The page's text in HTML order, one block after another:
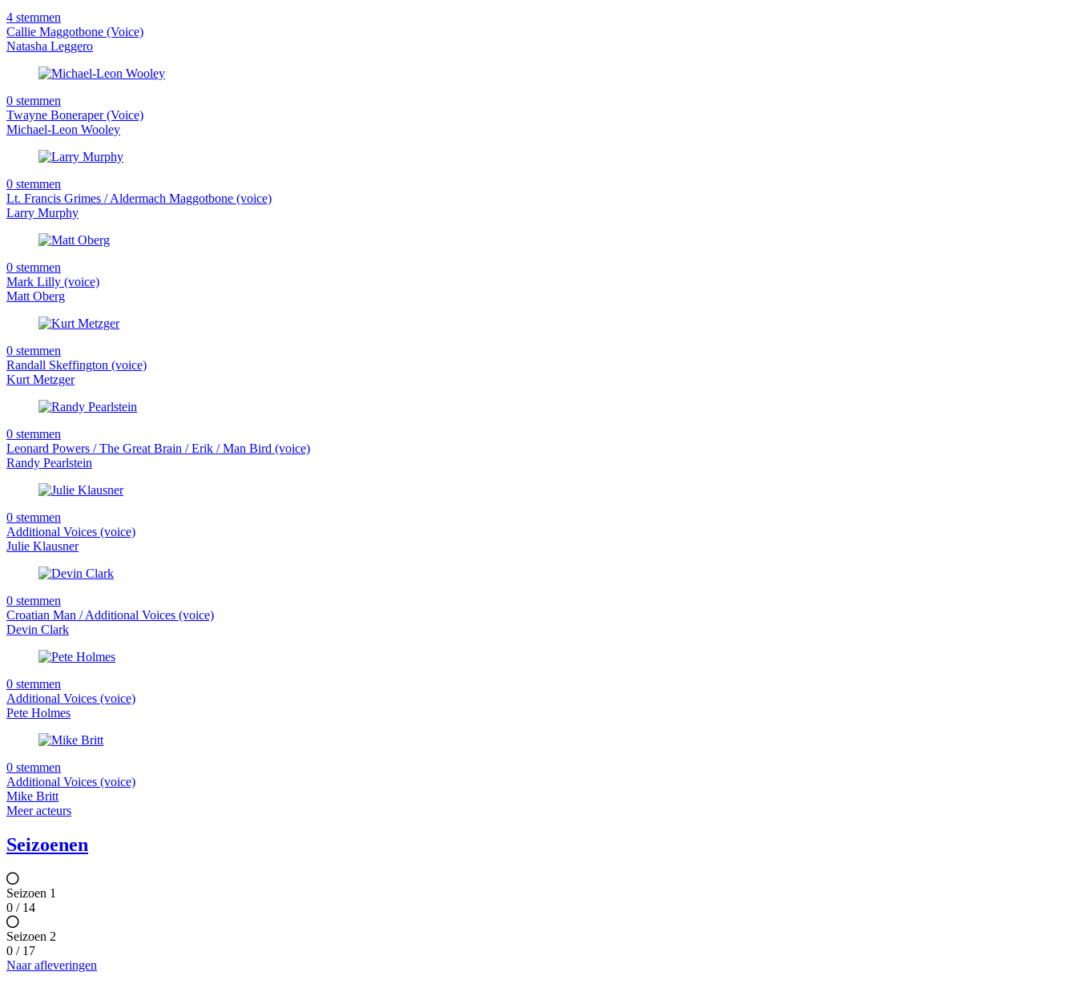
4 stemmen
Callie Maggotbone (Voice)
Natasha Leggero
0 stemmen
Twayne Boneraper (Voice)
Michael-Leon Wooley
0 stemmen
Lt. Francis Grimes / Aldermach Maggotbone (voice)
Larry Murphy
0 stemmen
Mark Lilly (voice)
Matt Oberg
0 stemmen
Randall Skeffington (voice)
Kurt Metzger
0 stemmen
Leonard Powers / The Great Brain / Erik / Man Bird (voice)
Randy Pearlstein
0 stemmen
Additional Voices (voice)
Julie Klausner
0 stemmen
Croatian Man / Additional Voices (voice)
Devin Clark
0 stemmen
Additional Voices (voice)
Pete Holmes
0 stemmen
Additional Voices (voice)
Mike Britt
Meer acteurs
Seizoenen
Seizoen 1
0 / 14
Seizoen 2
0 / 17
Naar afleveringen